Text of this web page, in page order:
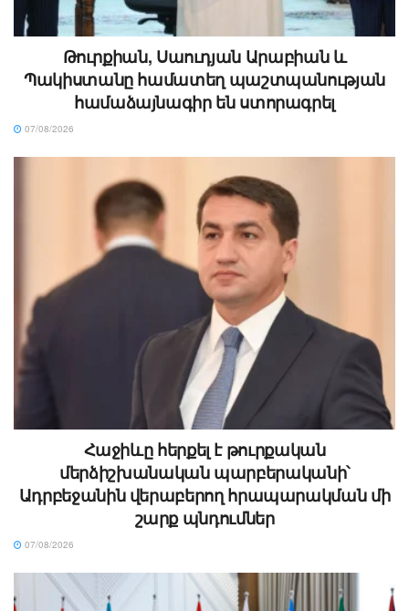
Թուրքիան, Սաուդյան Արաբիան և
Պակիստանը համատեղ պաշտպանության
համաձայնագիր են ստորագրել
07/08/2026
Հաջիևը հերքել է թուրքական
մերձիշխանական պարբերականի՝
Ադրբեջանին վերաբերող հրապարակման մի
շարք պնդումներ
07/08/2026